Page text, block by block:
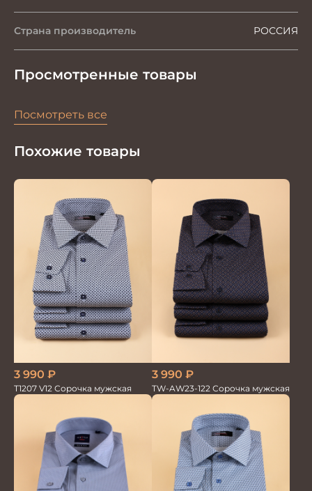
Страна производитель РОССИЯ
Просмотренные товары
Посмотреть все
Похожие товары
3 990 ₽
T1207 V12 Сорочка мужская
3 990 ₽
TW-AW23-122 Сорочка мужская